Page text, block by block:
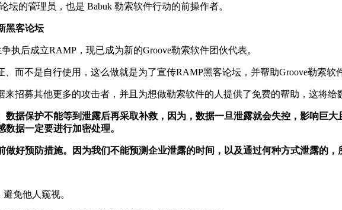
坛的管理员，也是 Babuk 勒索软件行动的前操作者。
黑客论坛
执后成立RAMP，现已成为新的Groove勒索软件团伙代表。
、而不是自行使用，这么做就是为了宣传RAMP黑客论坛，并帮助Groove勒索软
来招募其他更多的攻击者，并且为想做勒索软件的人提供了免费的帮助，这将给
数据保护不能等到泄露后再采取补救，因为，数据一旦泄露就会失控，影响巨
据一定要进行加密处理。
好预防措施。因为我们不能预测企业泄露的时间，以及通过何种方式泄露的，
免他人窥视。